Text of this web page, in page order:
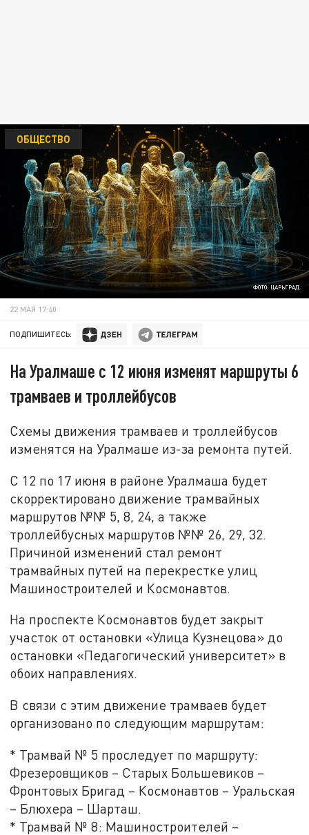
ФОТО: ЦАРЬГРАД
ОБЩЕСТВО
22 МАЯ 17:40
ПОДПИШИТЕСЬ:
На Уралмаше с 12 июня изменят маршруты 6
трамваев и троллейбусов
Схемы движения трамваев и троллейбусов
изменятся на Уралмаше из-за ремонта путей.
С 12 по 17 июня в районе Уралмаша будет
скорректировано движение трамвайных
маршрутов №№ 5, 8, 24, а также
троллейбусных маршрутов №№ 26, 29, 32.
Причиной изменений стал ремонт
трамвайных путей на перекрестке улиц
Машиностроителей и Космонавтов.
На проспекте Космонавтов будет закрыт
участок от остановки «Улица Кузнецова» до
остановки «Педагогический университет» в
обоих направлениях.
В связи с этим движение трамваев будет
организовано по следующим маршрутам:
* Трамвай № 5 проследует по маршруту:
Фрезеровщиков – Старых Большевиков –
Фронтовых Бригад – Космонавтов – Уральская
– Блюхера – Шарташ.
* Трамвай № 8: Машиностроителей –